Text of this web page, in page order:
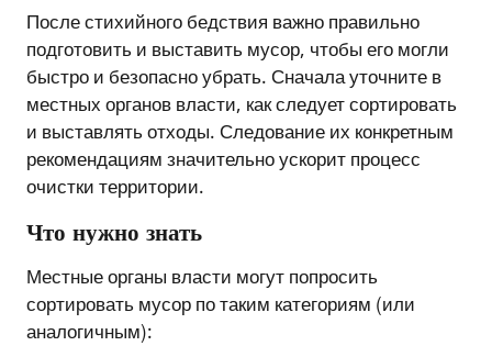
После стихийного бедствия важно правильно
подготовить и выставить мусор, чтобы его могли
быстро и безопасно убрать. Сначала уточните в
местных органов власти, как следует сортировать
и выставлять отходы. Следование их конкретным
рекомендациям значительно ускорит процесс
очистки территории.
Что нужно знать
Местные органы власти могут попросить
сортировать мусор по таким категориям (или
аналогичным):